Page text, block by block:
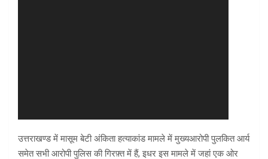
उत्तराखण्ड में मासूम बेटी अंकिता हत्याकांड मामले में मुख्यआरोपी पुलकित आर्य
समेत सभी आरोपी पुलिस की गिरफ़्त में हैं, इधर इस मामले में जहां एक ओर